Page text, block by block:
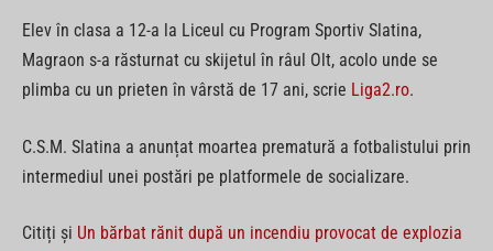
Elev în clasa a 12-a la Liceul cu Program Sportiv Slatina,
Magraon s-a răsturnat cu skijetul în râul Olt, acolo unde se
plimba cu un prieten în vârstă de 17 ani, scrie Liga2.ro.
C.S.M. Slatina a anunțat moartea prematură a fotbalistului prin
intermediul unei postări pe platformele de socializare.
Citiți și Un bărbat rănit după un incendiu provocat de explozia